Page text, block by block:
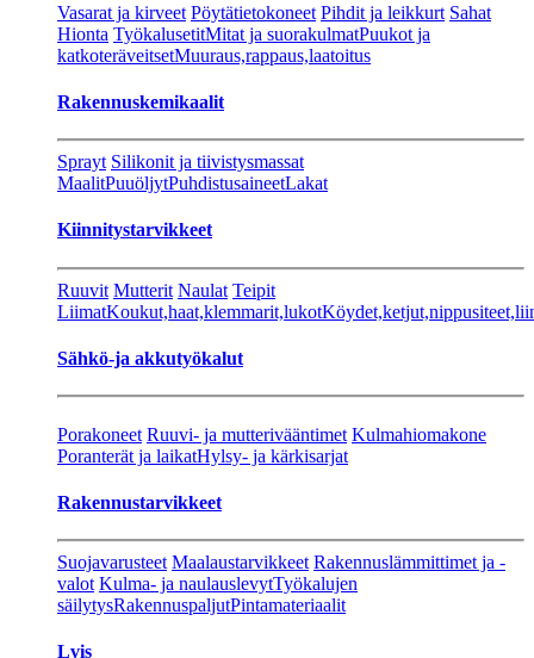
Vasarat ja kirveet Pöytätietokoneet Pihdit ja leikkurt Sahat
Hionta TyökalusetitMitat ja suorakulmatPuukot ja
katkoteräveitsetMuuraus,rappaus,laatoitus
Rakennuskemikaalit
Sprayt Silikonit ja tiivistysmassat
MaalitPuuöljytPuhdistusaineetLakat
Kiinnitystarvikkeet
Ruuvit Mutterit Naulat Teipit
LiimatKoukut,haat,klemmarit,lukot
Sähkö-ja akkutyökalut
Porakoneet Ruuvi- ja mutterivääntimet Kulmahiomakone
Poranterät ja laikatHylsy- ja kärkisarjat
Rakennustarvikkeet
Suojavarusteet Maalaustarvikkeet Rakennuslämmittimet ja -
valot Kulma- ja naulauslevytTyökalujen
säilytysRakennuspaljutPintamateriaalit
Lvis